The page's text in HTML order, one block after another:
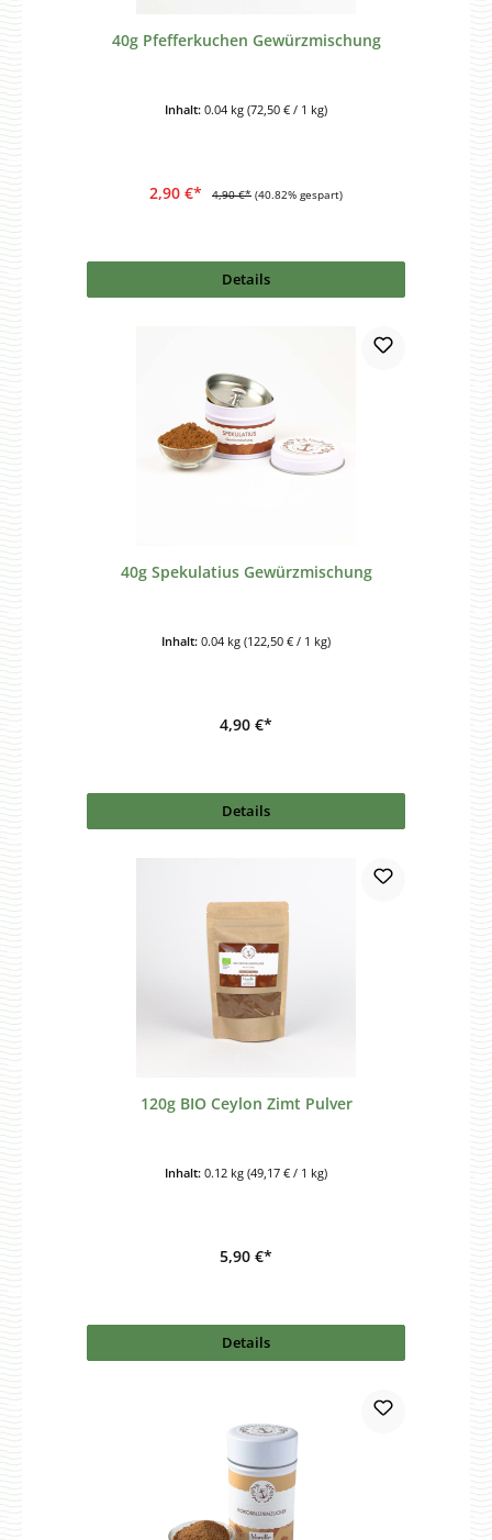
40g Pfefferkuchen Gewürzmischung
Inhalt: 0.04 kg (72,50 € / 1 kg)
2,90 €* 4,90 €* (40.82% gespart)
Details
40g Spekulatius Gewürzmischung
Inhalt: 0.04 kg (122,50 € / 1 kg)
4,90 €*
Details
120g BIO Ceylon Zimt Pulver
Inhalt: 0.12 kg (49,17 € / 1 kg)
5,90 €*
Details